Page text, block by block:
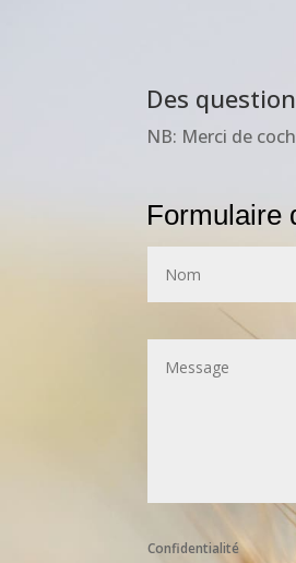
Des
NB: Merci de
Formulaire
Confidentialité